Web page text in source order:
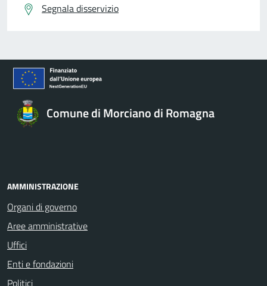
Segnala disservizio
Comune di Morciano di Romagna
AMMINISTRAZIONE
Organi di governo
Aree amministrative
Uffici
Enti e fondazioni
Politici